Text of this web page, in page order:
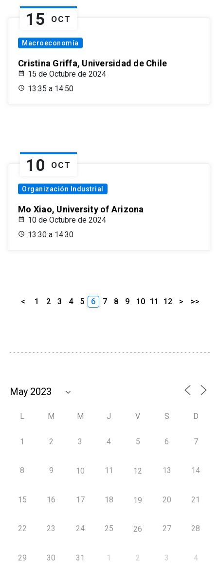
15 OCT
Macroeconomía
Cristina Griffa, Universidad de Chile
15 de Octubre de 2024
13:35 a 14:50
10 OCT
Organización Industrial
Mo Xiao, University of Arizona
10 de Octubre de 2024
13:30 a 14:30
< 1 2 3 4 5 6 7 8 9 10 11 12 > >>
L M M J V S D
1 2 3 4 5 6 7
8 9 10 11 12 13 14
15 16 17 18 19 20 21
22 23 24 25 26 27 28
29 30 31 1 2 3 4